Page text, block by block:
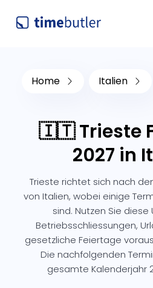
Home Italien
🇮🇹 Trieste
2027 in
Trieste richtet sich nach
von Italien, wobei einige
sind. Nutzen Sie
Betriebsschliessungen,
gesetzliche Feiertage
Die nachfolgenden
gesamte Kalenderjahr